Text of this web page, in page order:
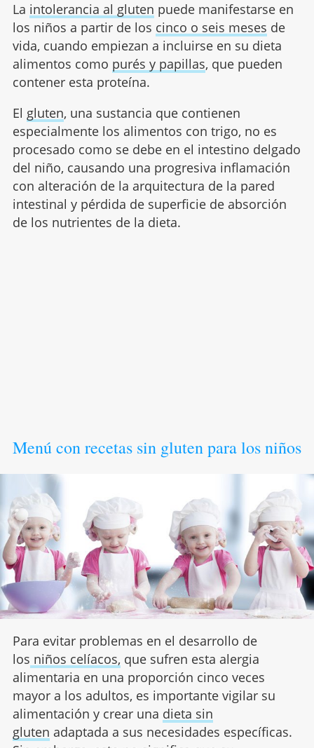
La intolerancia al gluten puede manifestarse en
los niños a partir de los cinco o seis meses de
vida, cuando empiezan a incluirse en su dieta
alimentos como purés y papillas, que pueden
contener esta proteína.
El gluten, una sustancia que contienen
especialmente los alimentos con trigo, no es
procesado como se debe en el intestino delgado
del niño, causando una progresiva inflamación
con alteración de la arquitectura de la pared
intestinal y pérdida de superficie de absorción
de los nutrientes de la dieta.
Menú con recetas sin gluten para los niños
Para evitar problemas en el desarrollo de
los niños celíacos, que sufren esta alergia
alimentaria en una proporción cinco veces
mayor a los adultos, es importante vigilar su
alimentación y crear una dieta sin
gluten adaptada a sus necesidades específicas.